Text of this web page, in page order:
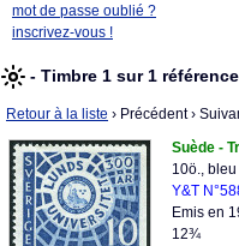
mot de passe oublié ?
inscrivez-vous !
- Timbre 1 sur 1
Retour à la liste › Précédent›
Suède -
10ö., bleu
Y&T
Emis en
12¾